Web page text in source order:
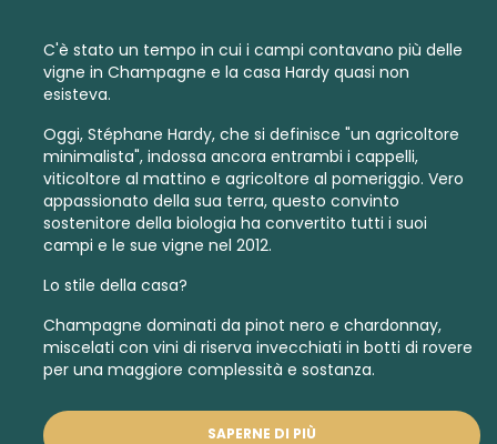
C'è stato un tempo in cui i campi contavano più delle
vigne in Champagne e la casa Hardy quasi non
esisteva.
Oggi, Stéphane Hardy, che si definisce "un agricoltore
minimalista", indossa ancora entrambi i cappelli,
viticoltore al mattino e agricoltore al pomeriggio. Vero
appassionato della sua terra, questo convinto
sostenitore della biologia ha convertito tutti i suoi
campi e le sue vigne nel 2012.
Lo stile della casa?
Champagne dominati da pinot nero e chardonnay,
miscelati con vini di riserva invecchiati in botti di rovere
per una maggiore complessità e sostanza.
SAPERNE DI PIÙ